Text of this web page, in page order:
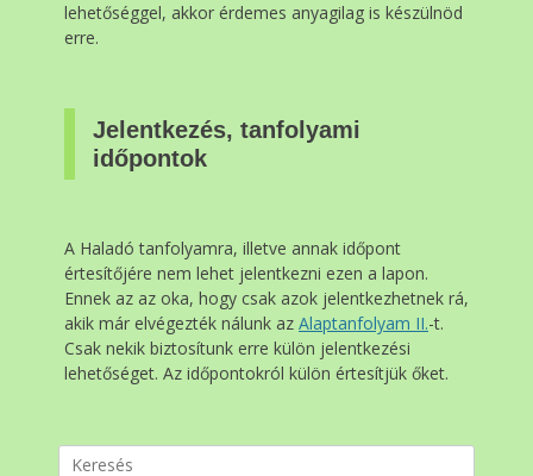
lehetőséggel, akkor érdemes anyagilag is készülnöd
erre.
Jelentkezés, tanfolyami
időpontok
A Haladó tanfolyamra, illetve annak időpont
értesítőjére nem lehet jelentkezni ezen a lapon.
Ennek az az oka, hogy csak azok jelentkezhetnek rá,
akik már elvégezték nálunk az Alaptanfolyam II.-t.
Csak nekik biztosítunk erre külön jelentkezési
lehetőséget. Az időpontokról külön értesítjük őket.
Search